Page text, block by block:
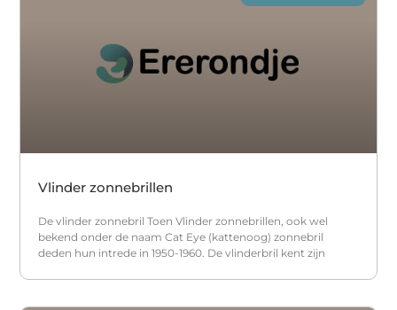
Vlinder zonnebrillen
De vlinder zonnebril Toen Vlinder zonnebrillen, ook wel
bekend onder de naam Cat Eye (kattenoog) zonnebril
deden hun intrede in 1950-1960. De vlinderbril kent zijn